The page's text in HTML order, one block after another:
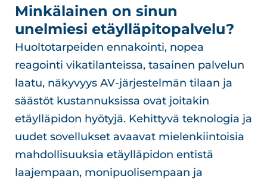
Minkälainen on sinun
unelmiesi etäylläpitopalvelu?
Huoltotarpeiden ennakointi, nopea
reagointi vikatilanteissa, tasainen palvelun
laatu, näkyvyys AV-järjestelmän tilaan ja
säästöt kustannuksissa ovat joitakin
etäylläpidon hyötyjä. Kehittyvä teknologia ja
uudet sovellukset avaavat mielenkiintoisia
mahdollisuuksia etäylläpidon entistä
laajempaan, monipuolisempaan ja